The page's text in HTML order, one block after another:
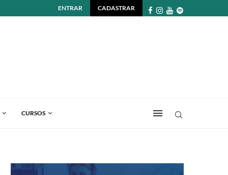
ENTRAR CADASTRAR
CURSOS